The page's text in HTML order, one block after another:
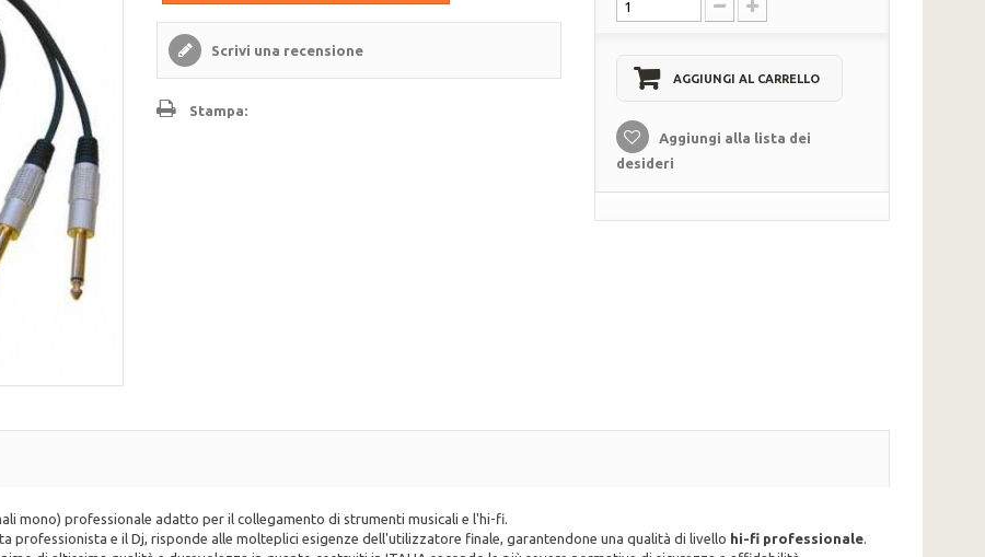
Scrivi una recensione
Stampa:
AGGIUNGI AL CARRELLO
Aggiungi alla lista dei
desideri
mono) professionale adatto per il collegamento di strumenti musicali e l'hi-fi.
professionista e il Dj, risponde alle molteplici esigenze dell'utilizzatore finale, garantendone una qualità di livello hi-fi professionale